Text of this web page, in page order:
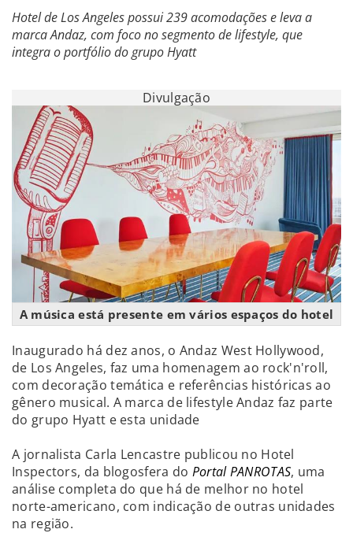
Hotel de Los Angeles possui 239 acomodações e leva a
marca Andaz, com foco no segmento de lifestyle, que
integra o portfólio do grupo Hyatt
Divulgação
A música está presente em vários espaços do hotel
Inaugurado há dez anos, o Andaz West Hollywood,
de Los Angeles, faz uma homenagem ao rock'n'roll,
com decoração temática e referências históricas ao
gênero musical. A marca de lifestyle Andaz faz parte
do grupo Hyatt e esta unidade
A jornalista Carla Lencastre publicou no Hotel
Inspectors, da blogosfera do Portal PANROTAS, uma
análise completa do que há de melhor no hotel
norte-americano, com indicação de outras unidades
na região.